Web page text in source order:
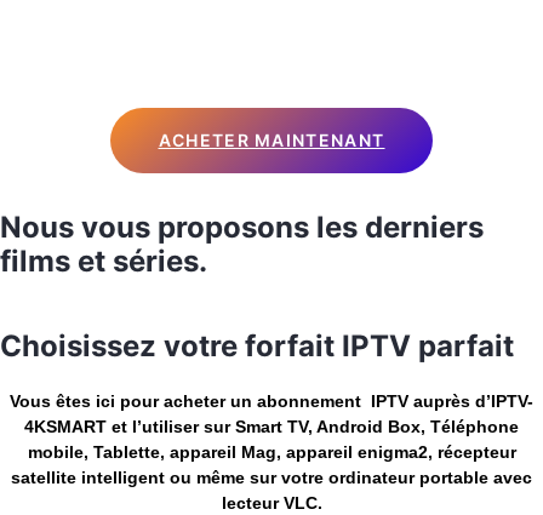
ACHETER MAINTENANT
Nous vous proposons les derniers
films et séries.
Choisissez votre forfait IPTV parfait
Vous êtes ici pour acheter un abonnement IPTV auprès d’IPTV-
4KSMART et l’utiliser sur Smart TV, Android Box, Téléphone
mobile, Tablette, appareil Mag, appareil enigma2, récepteur
satellite intelligent ou même sur votre ordinateur portable avec
lecteur VLC.